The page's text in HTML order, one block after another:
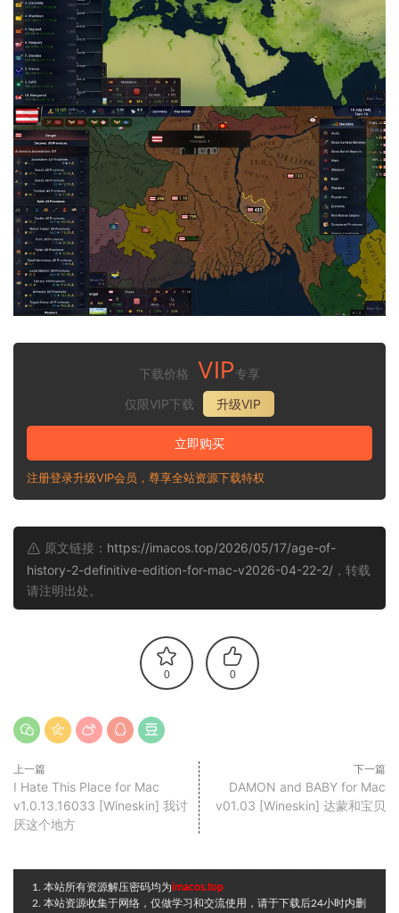
下载价格 VIP专享
仅限VIP下载
升级VIP
立即购买
注册登录升级VIP会员，尊享全站资源下载特权
原文链接： https://imacos.top/2026/05/17/age-of-
history-2-definitive-edition-for-mac-v2026-04-22-2/ ，转载
请注明出处。
0 0
上一篇
I Hate This Place for Mac
v1.0.13.16033 [Wineskin] 我讨
厌这个地方
下一篇
DAMON and BABY for Mac
v01.03 [Wineskin] 达蒙和宝贝
1. 本站所有资源解压密码均为imacos.top
2. 本站资源收集于网络，仅做学习和交流使用，请于下载后24小时内删